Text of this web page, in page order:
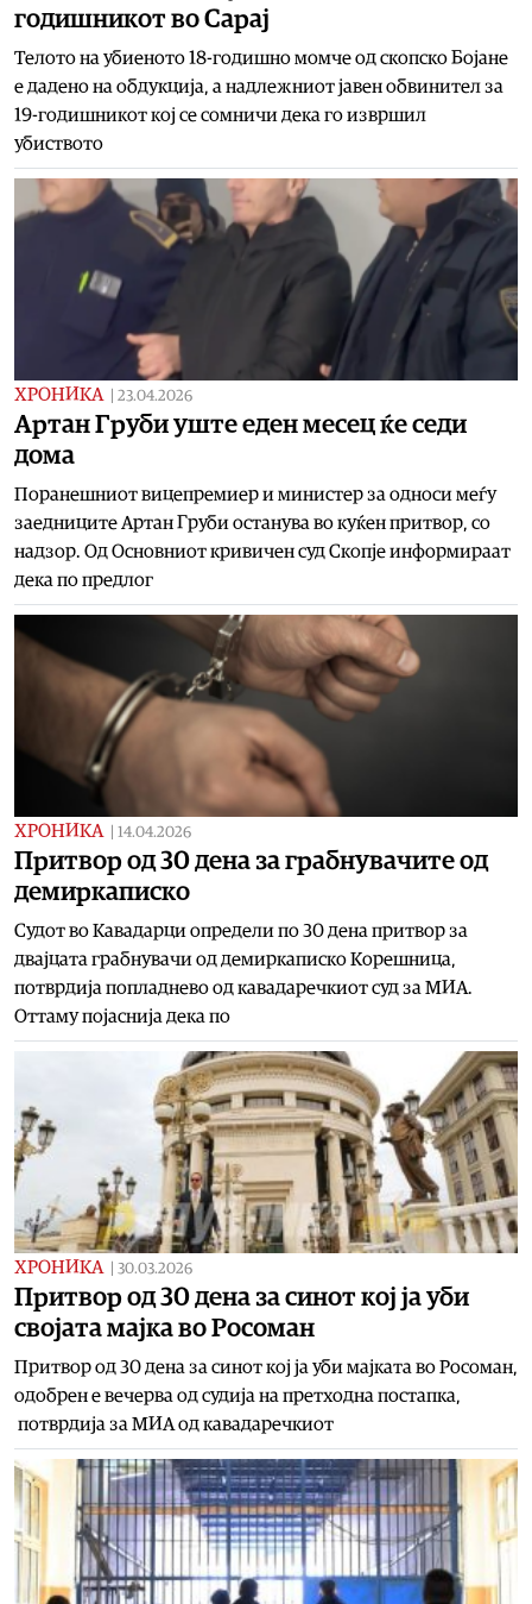
годишникот во Сарај
Телото на убиеното 18-годишно момче од скопско Бојане
е дадено на обдукција, а надлежниот јавен обвинител за
19-годишникот кој се сомничи дека го извршил
убиството
ХРОНИКА 23.04.2026
Артан Груби уште еден месец ќе седи
дома
Поранешниот вицепремиер и министер за односи меѓу
заедниците Артан Груби останува во куќен притвор, со
надзор. Од Основниот кривичен суд Скопје информираат
дека по предлог
ХРОНИКА 14.04.2026
Притвор од 30 дена за грабнувачите од
демиркаписко
Судот во Кавадарци определи по 30 дена притвор за
двајцата грабнувачи од демиркаписко Корешница,
потврдија попладнево од кавадаречкиот суд за МИА.
Оттаму појаснија дека по
ХРОНИКА 30.03.2026
Притвор од 30 дена за синот кој ја уби
својата мајка во Росоман
Притвор од 30 дена за синот кој ја уби мајката во Росоман,
одобрен е вечерва од судија на претходна постапка,
потврдија за МИА од кавадаречкиот